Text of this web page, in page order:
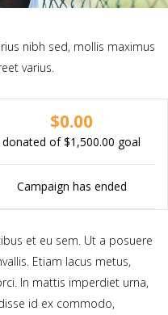
nibh sed, mollis maximus
varius.
$0.00
donated of$1,500.00 goal
Campaign has ended
et eu sem. Ut a posuere
Etiam lacus metus,
In mattis imperdiet urna,
id ex commodo,